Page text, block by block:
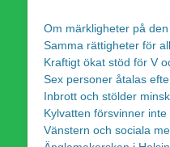
Om märkligheter på
Samma rättigheter för
Kraftigt ökat stöd för V
Sex personer åtalas
Inbrott och stölder
Kylvatten försvinner
Vänstern och sociala